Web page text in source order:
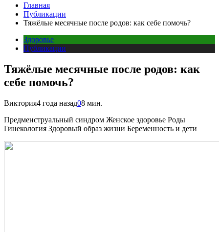
Главная
Публикации
Тяжёлые месячные после родов: как себе помочь?
Здоровье
Публикации
Тяжёлые месячные после родов: как
себе помочь?
Виктория4 года назад08 мин.
Предменструальный синдром Женское здоровье Роды
Гинекология Здоровый образ жизни Беременность и дети